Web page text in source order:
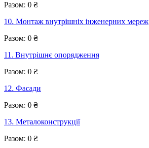
Разом: 0 ₴
10. Монтаж внутрішніх інженерних мереж
Разом: 0 ₴
11. Внутрішнє опорядження
Разом: 0 ₴
12. Фасади
Разом: 0 ₴
13. Металоконструкції
Разом: 0 ₴